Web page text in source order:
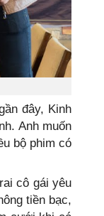
đây, Kinh
Anh muốn
bộ phim có
cô gái yêu
tiền bạc,